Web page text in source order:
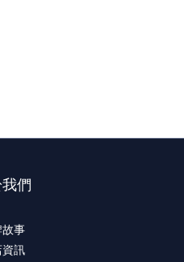
們
事
訊